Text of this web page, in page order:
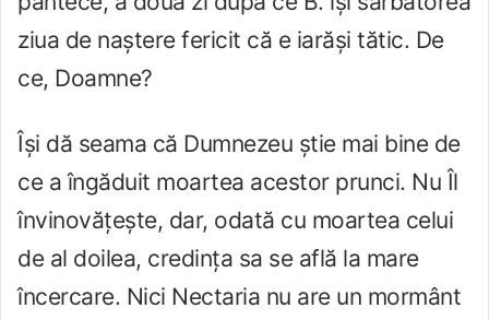
ziua de naștere fericit că e iarăși tătic. De
ce, Doamne?
Își dă seama că Dumnezeu știe mai bine de
ce a îngăduit moartea acestor prunci. Nu Îl
învinovățește, dar, odată cu moartea celui
de al doilea, credința sa se află la mare
încercare. Nici Nectaria nu are un mormânt